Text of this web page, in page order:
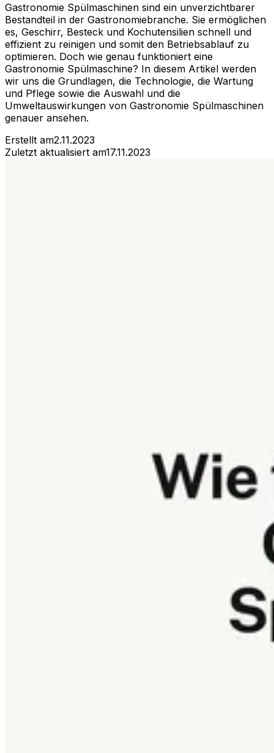
Gastronomie Spülmaschinen sind ein unverzichtbarer
Bestandteil in der Gastronomiebranche. Sie ermöglichen
es, Geschirr, Besteck und Kochutensilien schnell und
effizient zu reinigen und somit den Betriebsablauf zu
optimieren. Doch wie genau funktioniert eine
Gastronomie Spülmaschine? In diesem Artikel werden
wir uns die Grundlagen, die Technologie, die Wartung
und Pflege sowie die Auswahl und die
Umweltauswirkungen von Gastronomie Spülmaschinen
genauer ansehen.
Erstellt am2.11.2023
Zuletzt aktualisiert am17.11.2023